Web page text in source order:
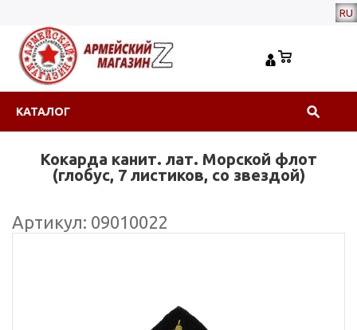
RU
КАТАЛОГ
Кокарда канит. лат. Морской флот
(глобус, 7 листиков, со звездой)
Артикул: 09010022